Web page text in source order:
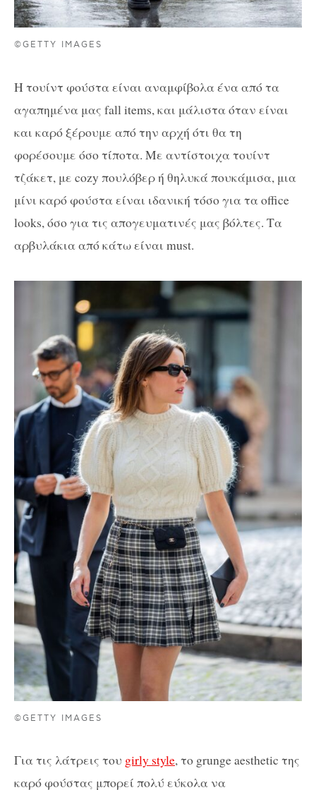
©GETTY IMAGES
Η τουίντ φούστα είναι αναμφίβολα ένα από τα
αγαπημένα μας fall items, και μάλιστα όταν είναι
και καρό ξέρουμε από την αρχή ότι θα τη
φορέσουμε όσο τίποτα. Με αντίστοιχα τουίντ
τζάκετ, με cozy πουλόβερ ή θηλυκά πουκάμισα, μια
μίνι καρό φούστα είναι ιδανική τόσο για τα office
looks, όσο για τις απογευματινές μας βόλτες. Τα
αρβυλάκια από κάτω είναι must.
©GETTY IMAGES
Για τις λάτρεις του girly style, το grunge aesthetic της
καρό φούστας μπορεί πολύ εύκολα να